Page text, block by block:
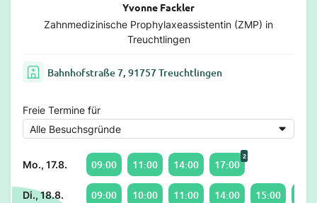
Yvonne Fackler
Zahnmedizinische Prophylaxeassistentin (ZMP) in
Treuchtlingen
Bahnhofstraße 7, 91757 Treuchtlingen
Freie Termine für
Mo., 17.8. 09:00 11:00 14:00 17:00
2
Di., 18.8. 09:00 10:00 11:00 14:00 15:00